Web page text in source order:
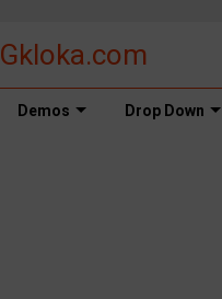
Gkloka.com
Demos Drop Down